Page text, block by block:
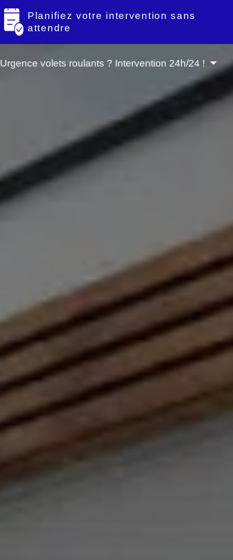
Planifiez votre intervention sans
attendre
Urgence volets roulants ? Intervention 24h/24 !